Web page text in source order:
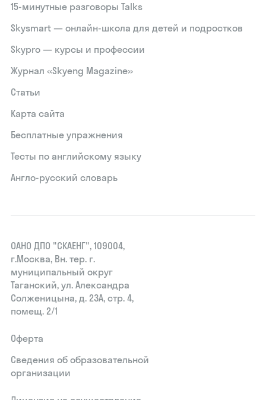
15‑минутные разговоры Talks
Skysmart — онлайн-школа для детей и подростков
Skypro — курсы и профессии
Журнал «Skyeng Magazine»
Статьи
Карта сайта
Бесплатные упражнения
Тесты по английскому языку
Англо-русский словарь
ОАНО ДПО "СКАЕНГ", 109004,
г.Москва, Вн. тер. г.
муниципальный округ
Таганский, ул. Александра
Солженицына, д. 23А, стр. 4,
помещ. 2/1
Оферта
Сведения об образовательной
организации